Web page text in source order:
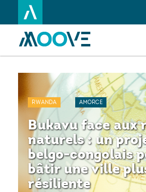
au
principal
RWANDA AMORCE
Bukavu face aux
naturels : un
belgo-congolais
bâtir une ville
résiliente